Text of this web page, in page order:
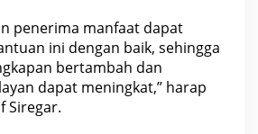
a
a
n
penerima manfaat dapat
ini dengan baik, sehingga
bertambah dan
dapat meningkat,” harap
Siregar.